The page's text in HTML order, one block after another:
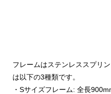
フレームはステンレススプリ
は以下の3種類です。
・Sサイズフレーム: 全長